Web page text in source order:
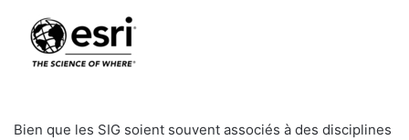
Bien que les SIG soient souvent associés à des disciplines